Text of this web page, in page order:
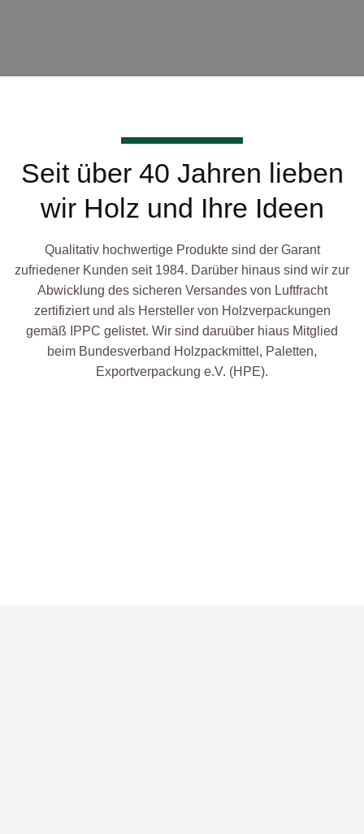
Seit über 40 Jahren lieben
wir Holz und Ihre Ideen
Qualitativ hochwertige Produkte sind der Garant
zufriedener Kunden seit 1984. Darüber hinaus sind wir zur
Abwicklung des sicheren Versandes von Luftfracht
zertifiziert und als Hersteller von Holzverpackungen
gemäß IPPC gelistet. Wir sind daruüber hiaus Mitglied
beim Bundesverband Holzpackmittel, Paletten,
Exportverpackung e.V. (HPE).